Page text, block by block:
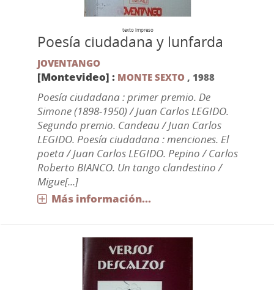
texto impreso
Poesía ciudadana y lunfarda
JOVENTANGO
[Montevideo] : MONTE SEXTO , 1988
Poesía ciudadana : primer premio. De
Simone (1898-1950) / Juan Carlos LEGIDO.
Segundo premio. Candeau / Juan Carlos
LEGIDO. Poesía ciudadana : menciones. El
poeta / Juan Carlos LEGIDO. Pepino / Carlos
Roberto BIANCO. Un tango clandestino /
Migue[...]
Más información...